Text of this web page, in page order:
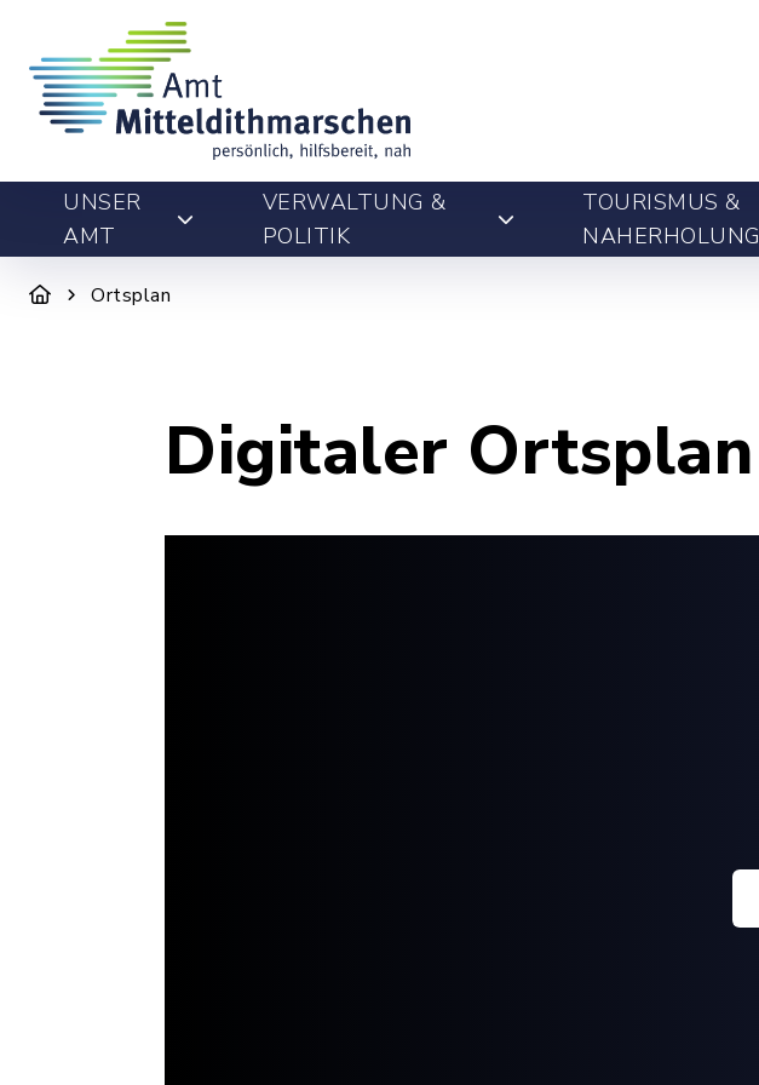
UNSER
AMT
VERWALTUNG &
POLITIK
TOURISMUS &
NAHERHOLUNG
Ortsplan
Digitaler Ortsplan